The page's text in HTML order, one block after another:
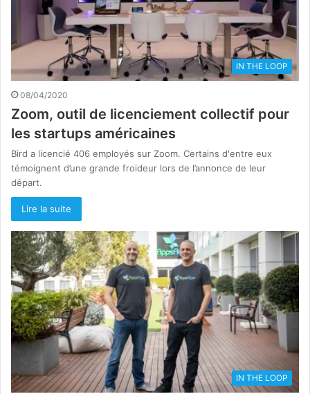
IN THE LOOP
08/04/2020
Zoom, outil de licenciement collectif pour
les startups américaines
Bird a licencié 406 employés sur Zoom. Certains d'entre eux
témoignent d’une grande froideur lors de l’annonce de leur
départ.
Lire la suite
IN THE LOOP